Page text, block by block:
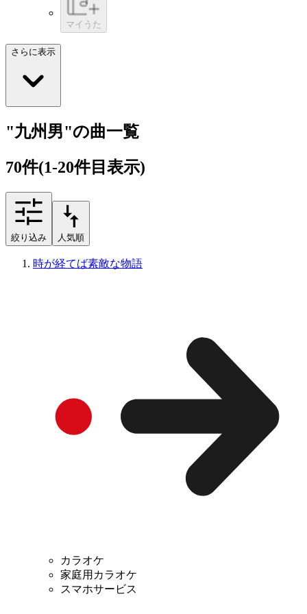
マイうた
さらに表示
"九州男"の曲一覧
70件(1-20件目表示)
絞り込み 人気順
時が経てば素敵な物語
カラオケ
家庭用カラオケ
スマホサービス